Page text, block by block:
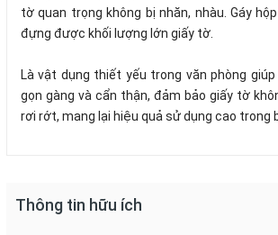
tờ quan trọng không bị nhăn, nhàu. Gáy
đựng được khối lượng lớn giấy tờ.
Là vật dụng thiết yếu trong văn phòng
gọn gàng và cẩn thận, đảm bảo giấy tờ
rơi rớt, mang lại hiệu quả sử dụng cao trong
Thông tin hữu ích